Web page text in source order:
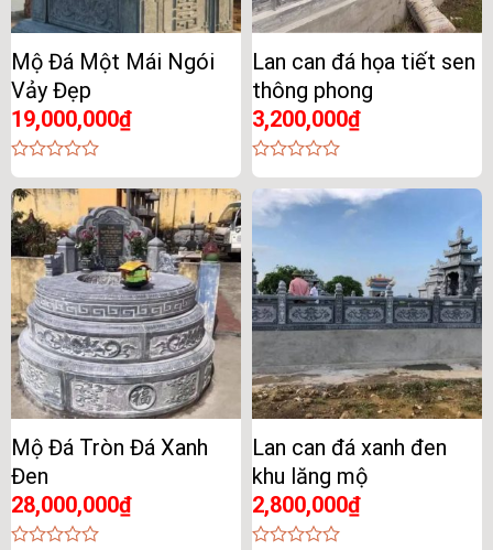
Mộ Đá Một Mái Ngói
Vảy Đẹp
19,000,000₫
0
out
of
5
Lan can đá họa tiết sen
thông phong
3,200,000₫
0
of
5
Mộ Đá Tròn Đá Xanh
Đen
28,000,000₫
Lan can đá xanh đen
khu lăng mộ
2,800,000₫